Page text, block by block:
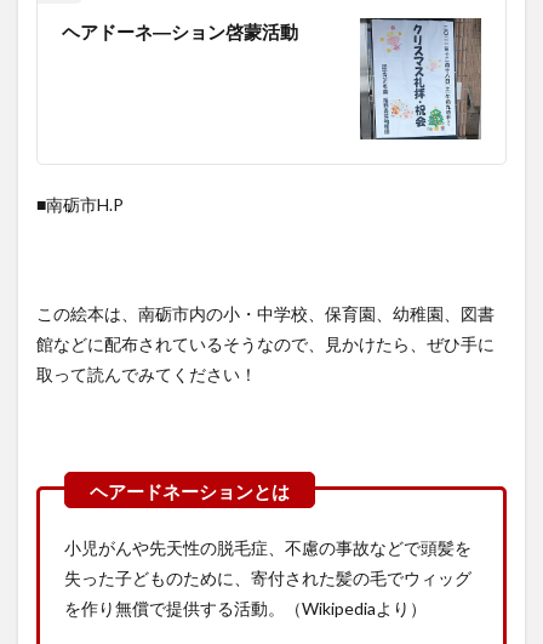
ヘアドーネ―ション啓蒙活動
■南砺市H.P
この絵本は、南砺市内の小・中学校、保育園、幼稚園、図書
館などに配布されているそうなので、見かけたら、ぜひ手に
取って読んでみてください！
小児がんや先天性の脱毛症、不慮の事故などで頭髪を
失った子どものために、寄付された髪の毛でウィッグ
を作り無償で提供する活動。（Wikipediaより）